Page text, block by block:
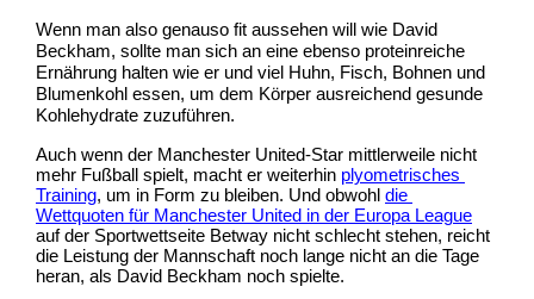
Wenn man also genauso fit aussehen will wie David
Beckham, sollte man sich an eine ebenso proteinreiche
Ernährung halten wie er und viel Huhn, Fisch, Bohnen und
Blumenkohl essen, um dem Körper ausreichend gesunde
Kohlehydrate zuzuführen.
Auch wenn der Manchester United-Star mittlerweile nicht
mehr Fußball spielt, macht er weiterhin plyometrisches
Training, um in Form zu bleiben. Und obwohl die
Wettquoten für Manchester United in der Europa League
auf der Sportwettseite Betway nicht schlecht stehen, reicht
die Leistung der Mannschaft noch lange nicht an die Tage
heran, als David Beckham noch spielte.